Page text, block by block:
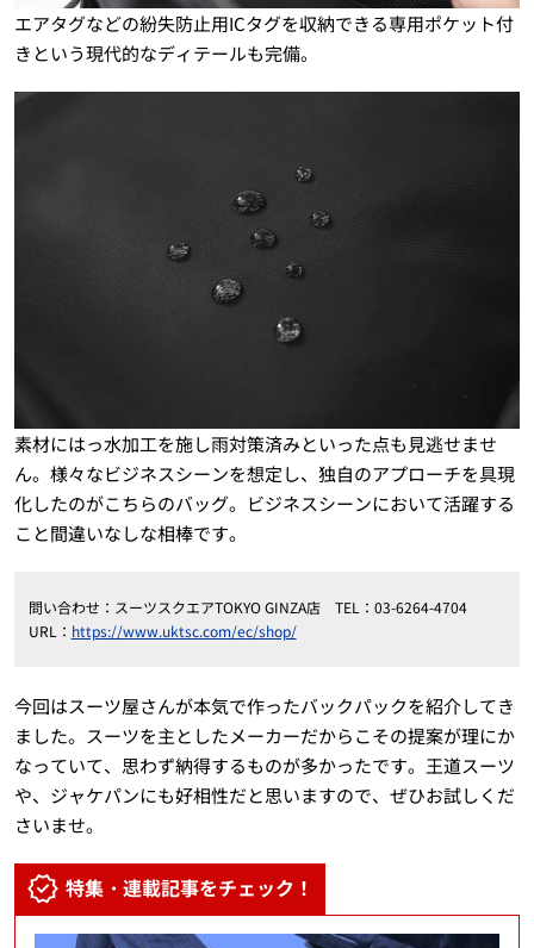
エアタグなどの紛失防止用ICタグを収納できる専用ポケット付
きという現代的なディテールも完備。
素材にはっ水加工を施し雨対策済みといった点も見逃せませ
ん。様々なビジネスシーンを想定し、独自のアプローチを具現
化したのがこちらのバッグ。ビジネスシーンにおいて活躍する
こと間違いなしな相棒です。
問い合わせ：スーツスクエアTOKYO GINZA店 TEL：03-6264-4704
URL： https://www.uktsc.com/ec/shop/
今回はスーツ屋さんが本気で作ったバックパックを紹介してき
ました。スーツを主としたメーカーだからこその提案が理にか
なっていて、思わず納得するものが多かったです。王道スーツ
や、ジャケパンにも好相性だと思いますので、ぜひお試しくだ
さいませ。
特集・連載記事をチェック！